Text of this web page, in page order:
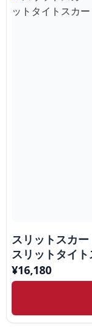
スリットスカ
スリットタイト
¥16,180